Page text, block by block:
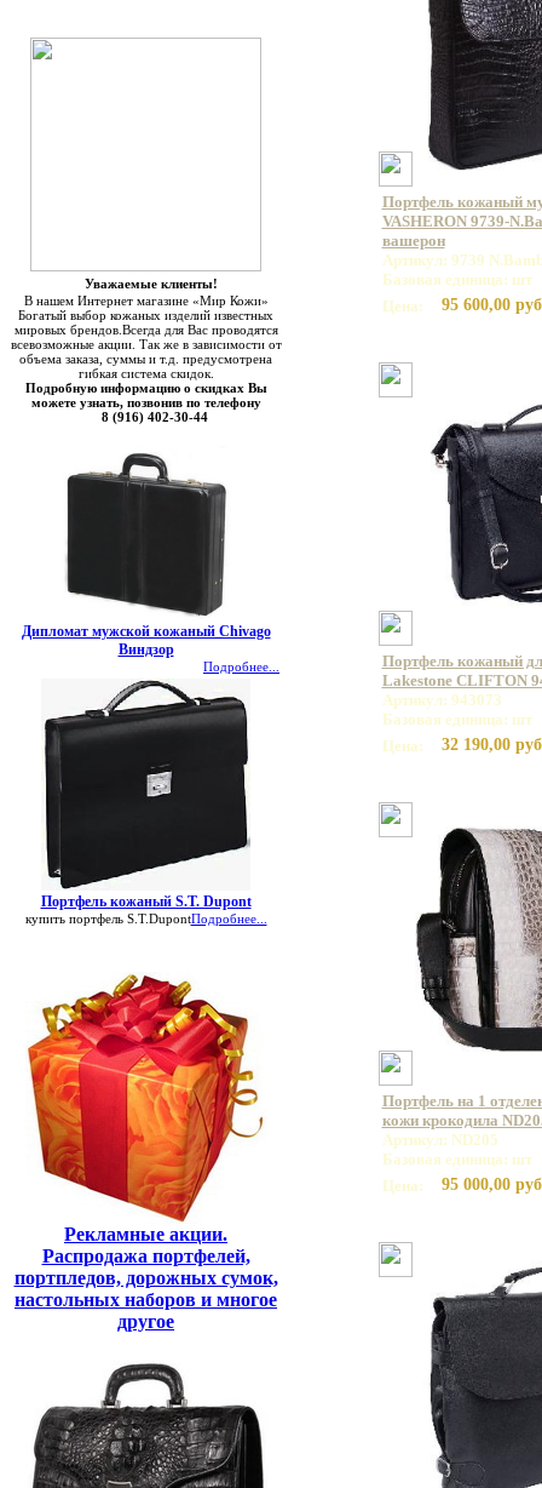
Уважаемые клиенты!
В нашем Интернет магазине «Мир Кожи»
Богатый выбор кожаных изделий известных
мировых брендов.Всегда для Вас проводятся
всевозможные акции. Так же в зависимости от
объема заказа, суммы и т.д. предусмотрена
гибкая система скидок.
Подробную информацию о скидках Вы
можете узнать, позвонив по телефону
8 (916) 402-30-44
Дипломат мужской кожаный Chivago
Виндзор
Подробнее...
Портфель кожаный S.T. Dupont
купить портфель S.T.DupontПодробнее...
Рекламные акции.
Распродажа портфелей,
портпледов, дорожных сумок,
настольных наборов и многое
другое
Портфель кожаный
VASHERON 9739-
вашерон
Артикул: 9739
Базовая единица: шт
Цена:
95 600,00
Портфель кожаный
Lakestone CLIFTON
Артикул: 943073
Базовая единица: шт
Цена:
32 190,00
Портфель на 1
кожи крокодила
Артикул: ND205
Базовая единица: шт
Цена:
95 000,00